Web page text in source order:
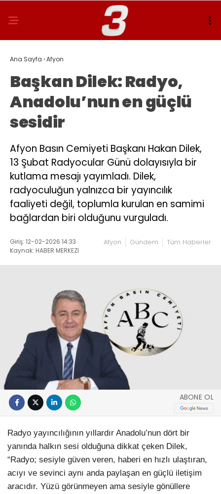
Ana Sayfa ›Afyon
Başkan Dilek: Radyo,
Anadolu’nun en güçlü
sesidir
Afyon Basın Cemiyeti Başkanı Hakan Dilek,
13 Şubat Radyocular Günü dolayısıyla bir
kutlama mesajı yayımladı. Dilek,
radyoculuğun yalnızca bir yayıncılık
faaliyeti değil, toplumla kurulan en samimi
bağlardan biri olduğunu vurguladı.
Giriş: 12-02-2026 14:33
Kaynak: HABER MERKEZI
Afyon Gündem Tüm Haberler
ABONE OL
Radyo yayıncılığının yıllardır Anadolu’nun dört bir
yanında halkın sesi olduğuna dikkat çeken Dilek,
“Radyo; sesiyle güven veren, haberi en hızlı ulaştıran,
acıyı ve sevinci aynı anda paylaşan en güçlü iletişim
aracıdır. Yüzü görünmeyen ama sesiyle gönüllere